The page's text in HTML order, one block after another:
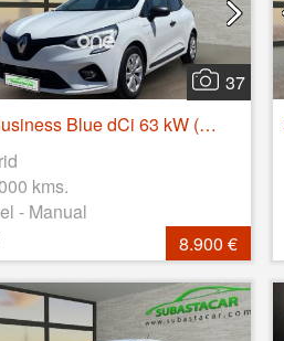
37
Clio Business Blue dCi 63 kW (85CV)
kms.
- Manual
8.900 €